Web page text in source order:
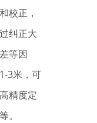
校正，
纠正大
等因
3米，可
精度定
。